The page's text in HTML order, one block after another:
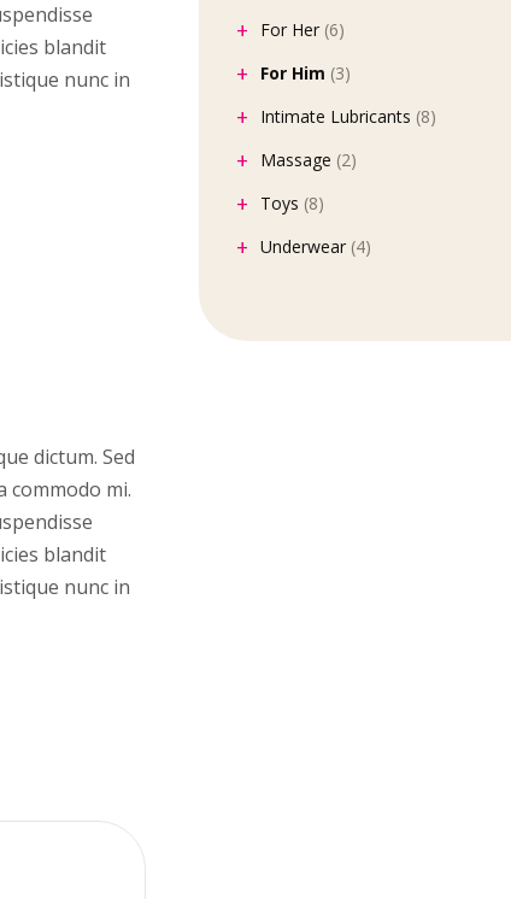
blandit
nunc in
dictum. Sed
commodo mi.
blandit
nunc in
For Her (6)
For Him (3)
Intimate Lubricants (8)
Massage (2)
Toys (8)
Underwear (4)